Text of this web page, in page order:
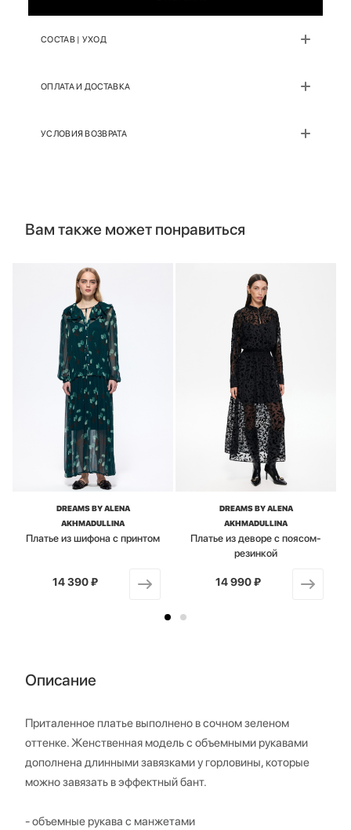
СОСТАВ | УХОД
ОПЛАТА И ДОСТАВКА
УСЛОВИЯ ВОЗВРАТА
Вам также может понравиться
DREAMS BY ALENA
AKHMADULLINA
Платье из шифона с принтом
от
14 390 ₽
DREAMS BY ALENA
AKHMADULLINA
Платье из деворе с поясом-
резинкой
от
14 990 ₽
Описание
Приталенное платье выполнено в сочном зеленом
оттенке. Женственная модель с объемными рукавами
дополнена длинными завязками у горловины, которые
можно завязать в эффектный бант.
- объемные рукава с манжетами